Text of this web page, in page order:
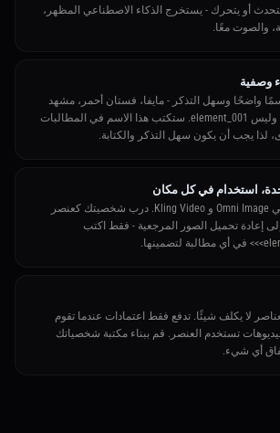
أو يتحرك - يستخرج الذكاء الاصطناعي المظهر،
والصوت معًا.
وصفية
واضحًا وسهل التذكر - مايفا، فستان أحمر، مشهد
على الشاطئ - وليس element_001. ستكتب هذا الاسم في المطالبات
لذا يجب أن يكون سهل التذكر والكتابة.
استخدام في كل مكان
يعمل العنصر في Omni Image و Kling Video. درب شخصيتك كعنصر
إلى إعادة تحميل الصور المرجعية - فقط اكتب
لا يكلف شيئًا. تدفع فقط اعتمادات عندما تقوم
تستخدم العنصر. قم ببناء مكتبة شخصياتك
أي شيء.